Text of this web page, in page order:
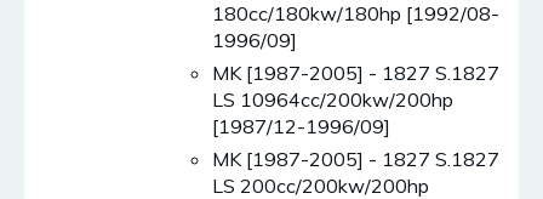
180cc/180kw/180hp [1992/08-
1996/09]
MK [1987-2005] - 1827 S.1827
LS 10964cc/200kw/200hp
[1987/12-1996/09]
MK [1987-2005] - 1827 S.1827
LS 200cc/200kw/200hp